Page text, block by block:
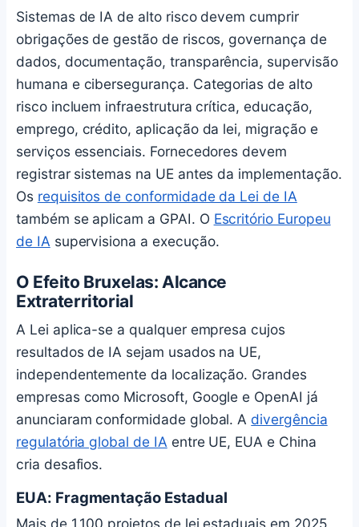
Sistemas de IA de alto risco devem cumprir
obrigações de gestão de riscos, governança de
dados, documentação, transparência, supervisão
humana e cibersegurança. Categorias de alto
risco incluem infraestrutura crítica, educação,
emprego, crédito, aplicação da lei, migração e
serviços essenciais. Fornecedores devem
registrar sistemas na UE antes da implementação.
Os requisitos de conformidade da Lei de IA
também se aplicam a GPAI. O Escritório Europeu
de IA supervisiona a execução.
O Efeito Bruxelas: Alcance
Extraterritorial
A Lei aplica-se a qualquer empresa cujos
resultados de IA sejam usados na UE,
independentemente da localização. Grandes
empresas como Microsoft, Google e OpenAI já
anunciaram conformidade global. A divergência
regulatória global de IA entre UE, EUA e China
cria desafios.
EUA: Fragmentação Estadual